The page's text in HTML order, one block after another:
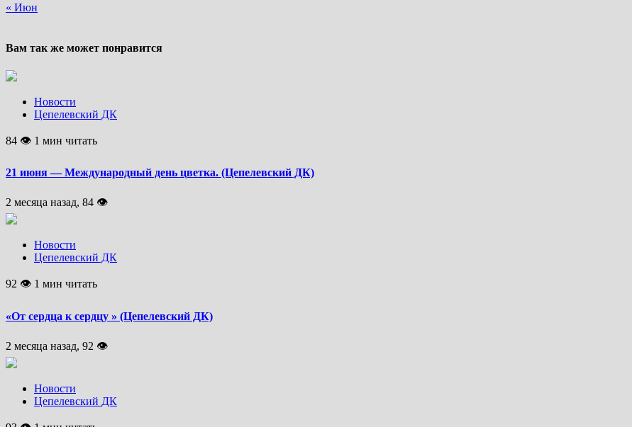
« Июн
Вам так же может понравится
Новости
Цепелевский ДК
84 👁 1 мин читать
21 июня — Международный день цветка. (Цепелевский ДК)
2 месяца назад, 84 👁
Новости
Цепелевский ДК
92 👁 1 мин читать
«От сердца к сердцу » (Цепелевский ДК)
2 месяца назад, 92 👁
Новости
Цепелевский ДК